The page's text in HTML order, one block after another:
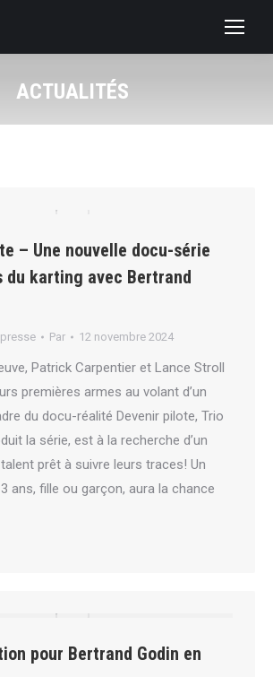
ACTUALITÉS
– Une nouvelle docu-série
du karting avec Bertrand
Par 12 novembre 2024
Patrick Carpentier et Lance Stroll
premières armes au volant d’un
du docu-réalité Devenir pilote, Trio
la série, est à la recherche d’un
prêt à suivre leurs traces! Un
ans, fille ou garçon, aura la chance
pour Bertrand Godin en